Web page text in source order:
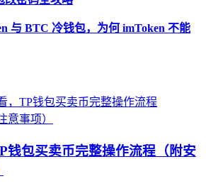
与 BTC 冷钱包，为何 imToken 不能
钱包买卖币完整操作流程（附安